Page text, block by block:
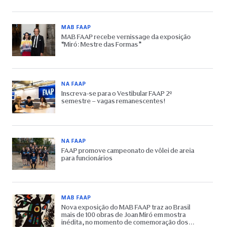
MAB FAAP
MAB FAAP recebe vernissage da exposição
“Miró: Mestre das Formas”
NA FAAP
Inscreva-se para o Vestibular FAAP 2º
semestre – vagas remanescentes!
NA FAAP
FAAP promove campeonato de vôlei de areia
para funcionários
MAB FAAP
Nova exposição do MAB FAAP traz ao Brasil
mais de 100 obras de Joan Miró em mostra
inédita, no momento de comemoração dos